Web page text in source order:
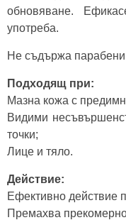
обновяване.
употреба.
Не съдържа
Подходящ при:
Мазна кожа с
Видими
точки;
Лице и тяло.
Действие:
Ефективно действие
Премахва